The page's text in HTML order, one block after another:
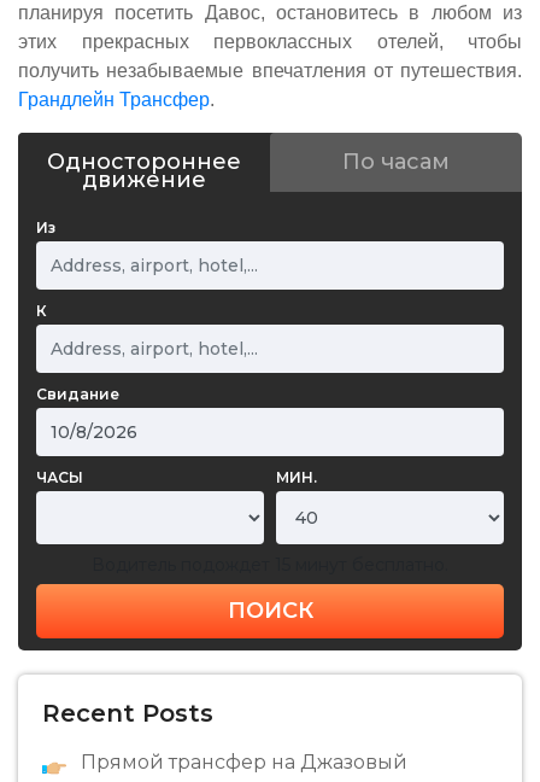
планируя посетить Давос, остановитесь в любом из
этих прекрасных первоклассных отелей, чтобы
получить незабываемые впечатления от путешествия.
Грандлейн Трансфер.
Одностороннее
движение
По часам
Из
К
Свидание
ЧАСЫ МИН.
ПОИСК
Recent Posts
Прямой трансфер на Джазовый